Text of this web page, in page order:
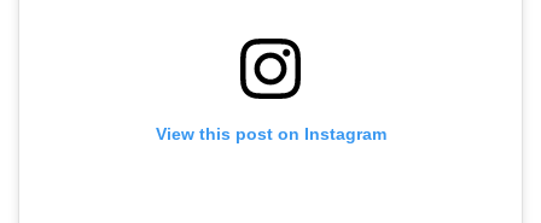
View this post on Instagram